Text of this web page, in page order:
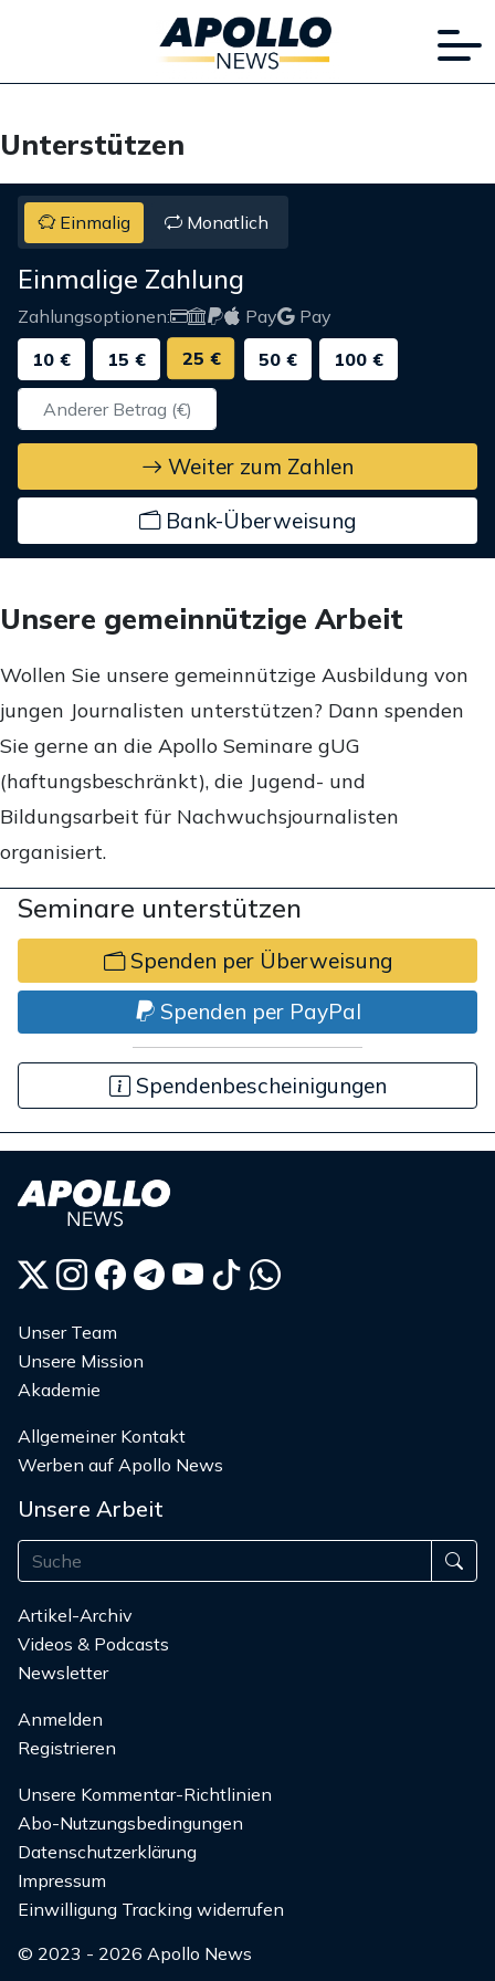
Unterstützen
Einmalig Monatlich
Einmalige Zahlung
Zahlungsoptionen: Pay
Pay
10 €
15 € 25 € 50 € 100 €
Weiter zum Zahlen
Bank-Überweisung
Unsere gemeinnützige Arbeit
Wollen Sie unsere gemeinnützige Ausbildung von
jungen Journalisten unterstützen? Dann spenden
Sie gerne an die Apollo Seminare gUG
(haftungsbeschränkt), die Jugend- und
Bildungsarbeit für Nachwuchsjournalisten
organisiert.
Seminare unterstützen
Spenden per Überweisung
Spenden per PayPal
Spendenbescheinigungen
Unser Team
Unsere Mission
Akademie
Allgemeiner Kontakt
Werben auf Apollo News
Unsere Arbeit
Artikel-Archiv
Videos & Podcasts
Newsletter
Anmelden
Registrieren
Unsere Kommentar-Richtlinien
Abo-Nutzungsbedingungen
Datenschutzerklärung
Impressum
Einwilligung Tracking widerrufen
© 2023 - 2026 Apollo News